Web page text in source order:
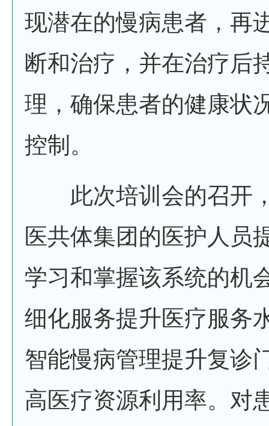
现潜在的慢病患者，再
断和治疗，并在治疗后
理，确保患者的健康状
控制。
此次培训会的召开
医共体集团的医护人员
学习和掌握该系统的机
细化服务提升医疗服务
智能慢病管理提升复诊
高医疗资源利用率。对